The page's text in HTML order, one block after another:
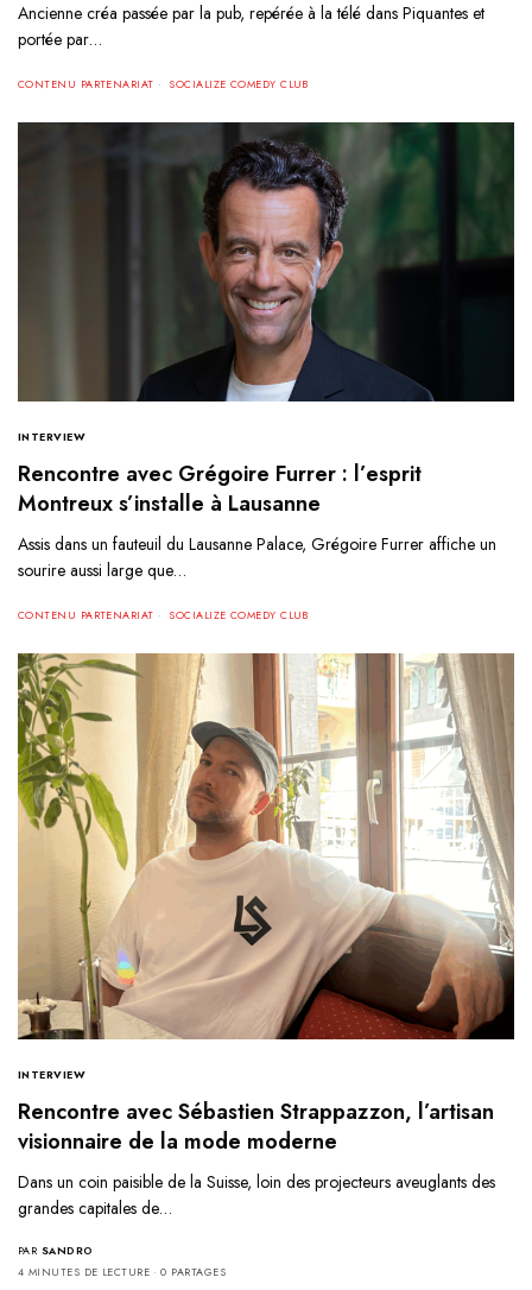
Ancienne créa passée par la pub, repérée à la télé dans Piquantes et
portée par…
CONTENU PARTENARIAT SOCIALIZE COMEDY CLUB
INTERVIEW
Rencontre avec Grégoire Furrer : l’esprit
Montreux s’installe à Lausanne
Assis dans un fauteuil du Lausanne Palace, Grégoire Furrer affiche un
sourire aussi large que…
CONTENU PARTENARIAT SOCIALIZE COMEDY CLUB
INTERVIEW
Rencontre avec Sébastien Strappazzon, l’artisan
visionnaire de la mode moderne
Dans un coin paisible de la Suisse, loin des projecteurs aveuglants des
grandes capitales de…
PAR SANDRO
4 MINUTES DE LECTURE
0 PARTAGES